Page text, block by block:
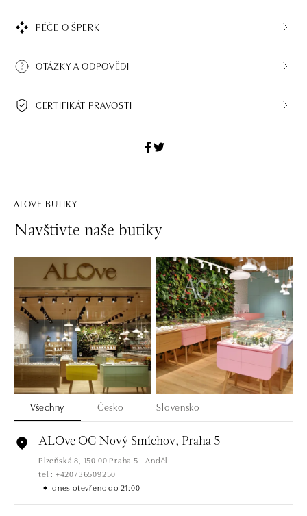
PÉČE O ŠPERK
OTÁZKY A ODPOVĚDI
CERTIFIKÁT PRAVOSTI
ALOVE BUTIKY
Navštivte naše butiky
Všechny Česko Slovensko
ALOve OC Nový Smíchov, Praha 5
Plzeňská 8, 150 00 Praha 5 - Anděl
tel.: +420736509250
dnes otevřeno do 21:00